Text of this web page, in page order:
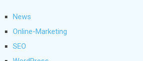
News
Online-Marketing
SEO